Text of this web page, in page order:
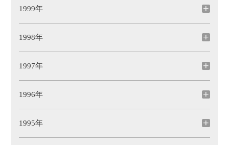
1999年
1998年
1997年
1996年
1995年